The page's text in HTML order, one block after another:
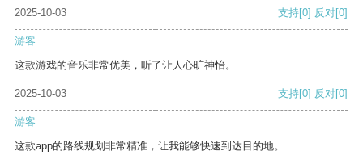
2025-10-03
支持[0] 反对[0]
游客
这款游戏的音乐非常优美，听了让人心旷神怡。
2025-10-03 支持[0] 反对[0]
游客
这款app的路线规划非常精准，让我能够快速到达目的地。